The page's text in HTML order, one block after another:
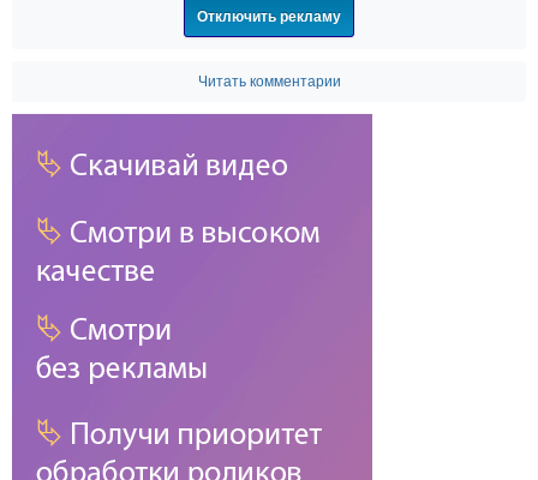
Отключить рекламу
Читать комментарии